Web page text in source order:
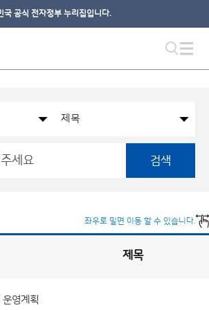
국 공식 전자정부 누리집입니다.
검색
좌우로 밀면 이동 할 수 있습니다.
제목
영계획